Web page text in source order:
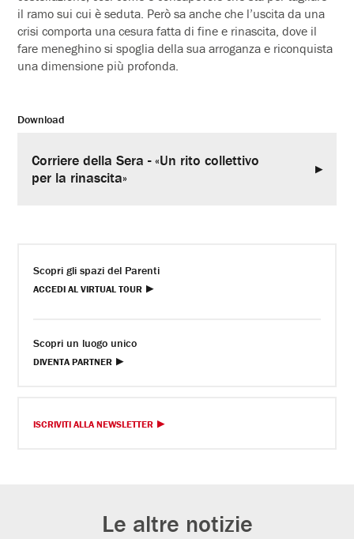
il ramo sui cui è seduta. Però sa anche che l’uscita da una
crisi comporta una cesura fatta di fine e rinascita, dove il
fare meneghino si spoglia della sua arroganza e riconquista
una dimensione più profonda.
Download
Corriere della Sera - «Un rito collettivo
per la rinascita»
Scopri gli spazi del Parenti
ACCEDI AL VIRTUAL TOUR
Scopri un luogo unico
DIVENTA PARTNER
ISCRIVITI ALLA NEWSLETTER
Le altre notizie